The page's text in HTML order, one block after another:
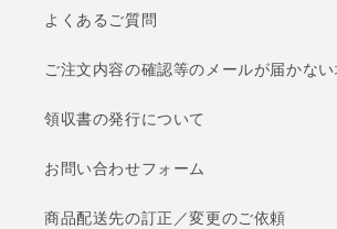
よくあるご質問
ご注文内容の確認等のメールが届かない
領収書の発行について
お問い合わせフォーム
商品配送先の訂正／変更のご依頼